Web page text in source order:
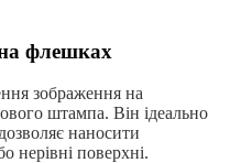
флешках
зображення на
штампа. Він ідеально
наносити
нерівні поверхні.